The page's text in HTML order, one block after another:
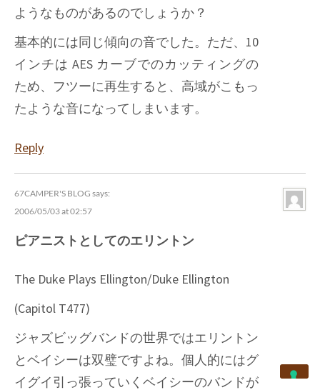
ようなものがあるのでしょうか？
基本的には同じ傾向の音でした。ただ、10
インチは AES カーブでのカッティングの
ため、フツーに再生すると、高域がこもっ
たような音になってしまいます。
Reply
67CAMPER'S BLOG says:
2006/05/03 at 02:57
ピアニストとしてのエリントン
The Duke Plays Ellington/Duke Ellington
(Capitol T477)
ジャズビッグバンドの世界ではエリントン
とベイシーは双璧ですよね。個人的にはグ
イグイ引っ張っていくベイシーのバンドが